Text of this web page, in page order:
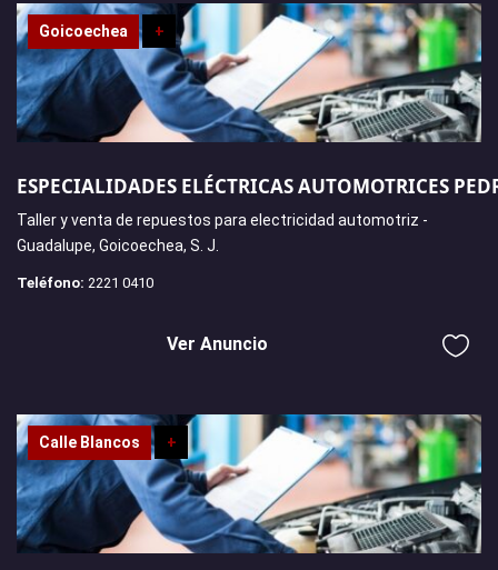
Goicoechea +
ESPECIALIDADES ELÉCTRICAS AUTOMOTRICES
Taller y venta de repuestos para electricidad automotriz -
Guadalupe, Goicoechea, S. J.
Teléfono: 2221 0410
Ver Anuncio
Calle Blancos +